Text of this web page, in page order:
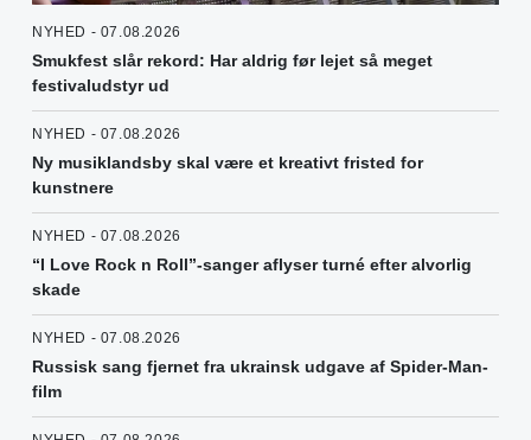
NYHED - 07.08.2026
Smukfest slår rekord: Har aldrig før lejet så meget
festivaludstyr ud
NYHED - 07.08.2026
Ny musiklandsby skal være et kreativt fristed for
kunstnere
NYHED - 07.08.2026
“I Love Rock n Roll”-sanger aflyser turné efter alvorlig
skade
NYHED - 07.08.2026
Russisk sang fjernet fra ukrainsk udgave af Spider-Man-
film